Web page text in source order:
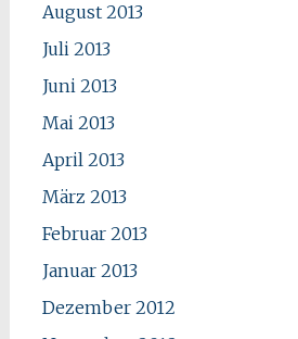
August 2013
Juli 2013
Juni 2013
Mai 2013
April 2013
März 2013
Februar 2013
Januar 2013
Dezember 2012